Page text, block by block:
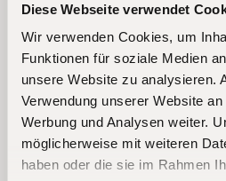
Diese Webseite verwendet
Wir verwenden Cookies, um
Funktionen für soziale Medien
unsere Website zu analysieren.
Verwendung unserer Website
Werbung und Analysen weiter.
möglicherweise mit weiteren
haben oder die sie im Rahmen
Learn more Learn